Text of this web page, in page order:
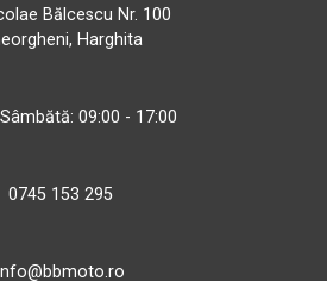
Bălcescu Nr. 100
Harghita
09:00 - 17:00
0745 153 295